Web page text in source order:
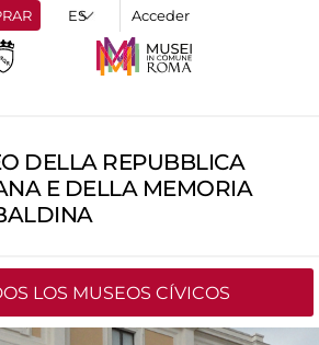
Acceder
DELLA REPUBBLICA
E DELLA MEMORIA
LOS MUSEOS CÍVICOS